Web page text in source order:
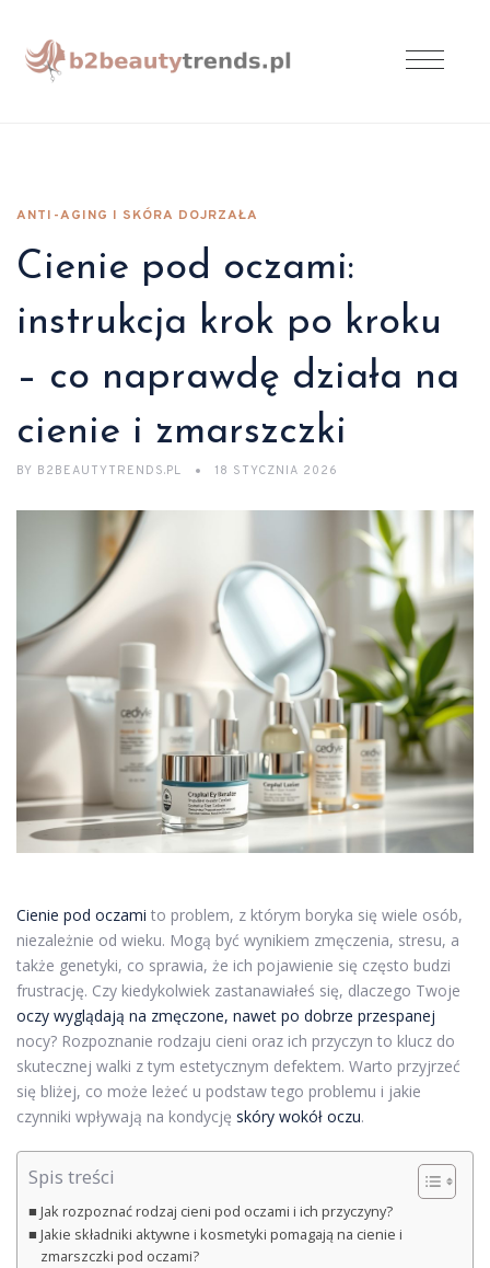
ANTI-AGING I SKÓRA DOJRZAŁA
Cienie pod oczami:
instrukcja krok po kroku
– co naprawdę działa na
cienie i zmarszczki
BY B2BEAUTYTRENDS.PL 18 STYCZNIA 2026
Cienie pod oczami to problem, z którym boryka się wiele osób,
niezależnie od wieku. Mogą być wynikiem zmęczenia, stresu, a
także genetyki, co sprawia, że ich pojawienie się często budzi
frustrację. Czy kiedykolwiek zastanawiałeś się, dlaczego Twoje
oczy wyglądają na zmęczone, nawet po dobrze przespanej
nocy? Rozpoznanie rodzaju cieni oraz ich przyczyn to klucz do
skutecznej walki z tym estetycznym defektem. Warto przyjrzeć
się bliżej, co może leżeć u podstaw tego problemu i jakie
czynniki wpływają na kondycję skóry wokół oczu.
Spis treści
Jak rozpoznać rodzaj cieni pod oczami i ich przyczyny?
Jakie składniki aktywne i kosmetyki pomagają na cienie i
zmarszczki pod oczami?